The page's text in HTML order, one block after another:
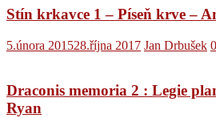
Stín krkavce 1 – Píseň krve –
5.února 201528.října 2017 Jan Drbušek 0
Draconis memoria 2 : Legie
Ryan